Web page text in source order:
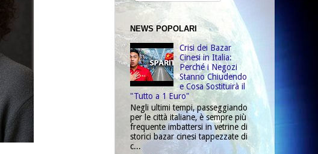
NEWS POPOLARI
Crisi dei Bazar
Cinesi in Italia:
Perché i Negozi
Stanno Chiudendo
e Cosa Sostituirà il
"Tutto a 1 Euro"
Negli ultimi tempi, passeggiando
per le città italiane, è sempre più
frequente imbattersi in vetrine di
storici bazar cinesi tappezzate di
c...